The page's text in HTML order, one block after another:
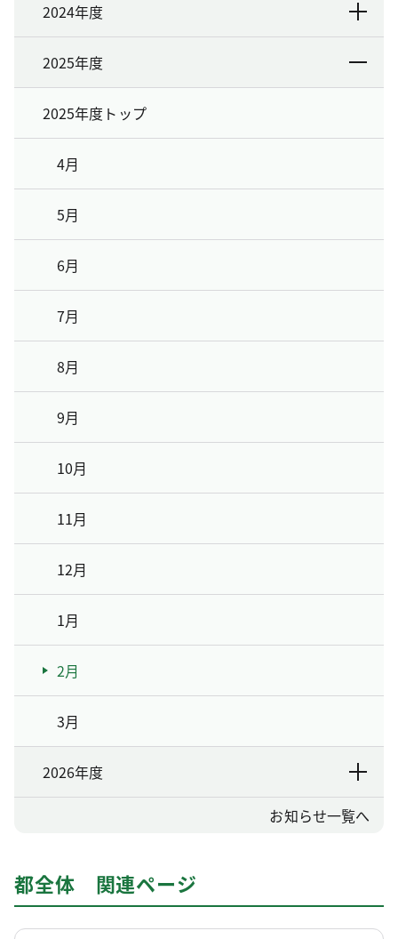
2024年度
2025年度
2025年度トップ
4月
5月
6月
7月
8月
9月
10月
11月
12月
1月
2月
3月
2026年度
お知らせ一覧へ
都全体 関連ページ